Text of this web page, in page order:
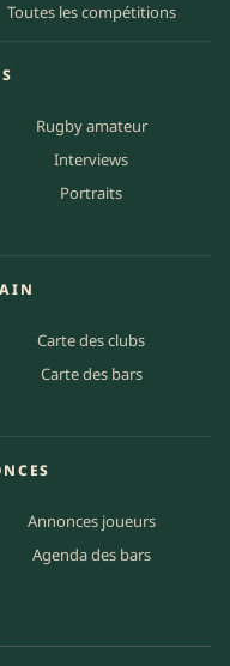
Toutes les compétitions
Rugby amateur
Interviews
Portraits
Carte des clubs
Carte des bars
Annonces joueurs
Agenda des bars